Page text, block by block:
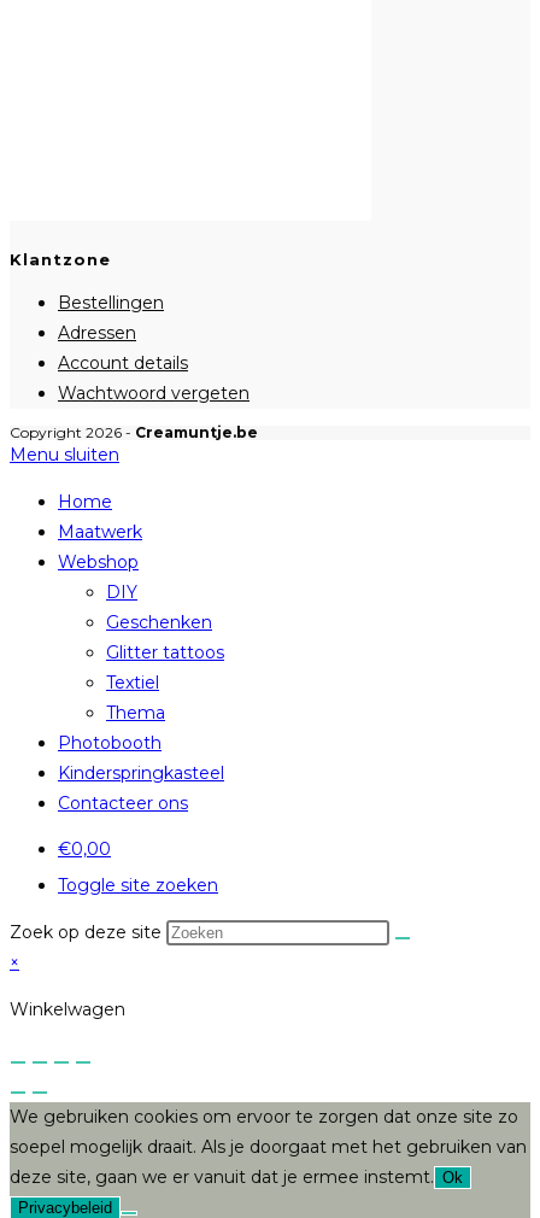
Klantzone
Bestellingen
Adressen
Account details
Wachtwoord vergeten
Copyright 2026 - Creamuntje.be
Menu sluiten
Home
Maatwerk
Webshop
DIY
Geschenken
Glitter tattoos
Textiel
Thema
Photobooth
Kinderspringkasteel
Contacteer ons
€0,00
Toggle site zoeken
Zoek op deze site
×
Winkelwagen
We gebruiken cookies om ervoor te zorgen dat onze site zo
soepel mogelijk draait. Als je doorgaat met het gebruiken van
deze site, gaan we er vanuit dat je ermee instemt. Ok
Privacybeleid